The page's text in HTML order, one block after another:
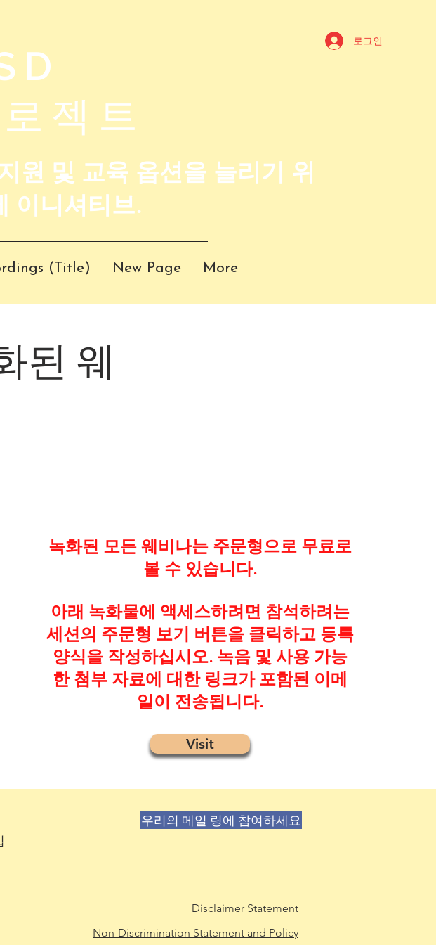
젝트
로그인
원 및 교육 옵션을 늘리기 위
이니셔티브.
(Title) New Page More
된 웨
녹화된 모든 웨비나는 주문형으로 무료로
볼 수 있습니다.
아래 녹화물에 액세스하려면 참석하려는
세션의 주문형 보기 버튼을 클릭하고 등록
양식을 작성하십시오. 녹음 및 사용 가능
한 첨부 자료에 대한 링크가 포함된 이메
일이 전송됩니다.
Visit
우리의 메일 링에 참여하세요
Disclaimer Statement
Non-Discrimination Statement and Policy